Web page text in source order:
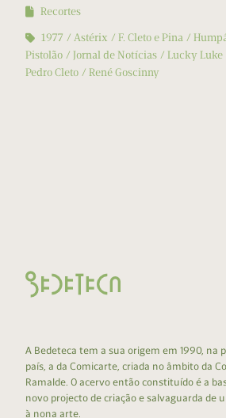
Recortes
1977
Astérix F. Cleto e Pina
Pistolão
Jornal de Notícias Lucky Luke
Pedro Cleto
René Goscinny
A Bedeteca tem a sua origem em 1990, na
país, a da Comicarte, criada no âmbito da
Ramalde. O acervo então constituído é a
novo projecto de criação e salvaguarda de
à nona arte.